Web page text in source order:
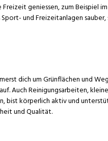
geniessen, zum Beispiel
und Freizeitanlagen
dich um Grünflächen und
Auch Reinigungsarbeiten,
bist körperlich aktiv und
und Qualität.